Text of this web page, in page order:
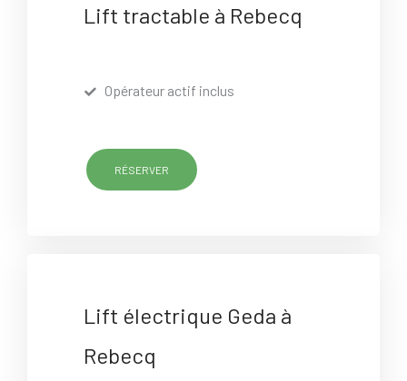
Lift tractable à Rebecq
Opérateur actif inclus
RÉSERVER
Lift électrique Geda à
Rebecq